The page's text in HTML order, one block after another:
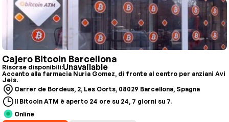
Cajero Bitcoin Barcellona
Risorse disponibili:Unavailable
Accanto alla farmacia Nuria Gomez, di fronte al centro per anziani Avi
Jeis.
Carrer de Bordeus, 2, Les Corts, 08029 Barcellona, Spagna
Il Bitcoin ATM è aperto 24 ore su 24, 7 giorni su 7.
Online